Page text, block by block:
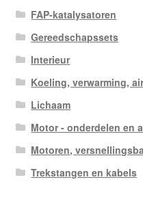
FAP-katalysatoren
Gereedschapssets
Interieur
Koeling, verwarming,
Lichaam
Motor - onderdelen en
Motoren,
Trekstangen en kabels